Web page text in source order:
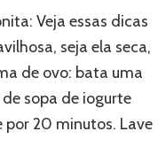
Veja essas dicas
seja ela seca,
de ovo: bata uma
sopa de iogurte
por 20 minutos. Lave